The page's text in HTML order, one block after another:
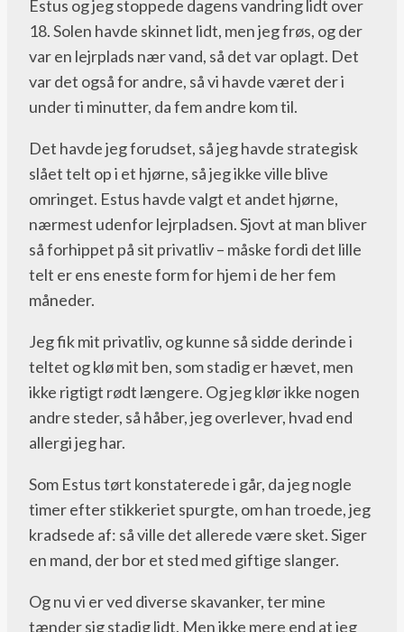
Estus og jeg stoppede dagens vandring lidt over
18. Solen havde skinnet lidt, men jeg frøs, og der
var en lejrplads nær vand, så det var oplagt. Det
var det også for andre, så vi havde været der i
under ti minutter, da fem andre kom til.
Det havde jeg forudset, så jeg havde strategisk
slået telt op i et hjørne, så jeg ikke ville blive
omringet. Estus havde valgt et andet hjørne,
nærmest udenfor lejrpladsen. Sjovt at man bliver
så forhippet på sit privatliv – måske fordi det lille
telt er ens eneste form for hjem i de her fem
måneder.
Jeg fik mit privatliv, og kunne så sidde derinde i
teltet og klø mit ben, som stadig er hævet, men
ikke rigtigt rødt længere. Og jeg klør ikke nogen
andre steder, så håber, jeg overlever, hvad end
allergi jeg har.
Som Estus tørt konstaterede i går, da jeg nogle
timer efter stikkeriet spurgte, om han troede, jeg
kradsede af: så ville det allerede være sket. Siger
en mand, der bor et sted med giftige slanger.
Og nu vi er ved diverse skavanker, ter mine
tænder sig stadig lidt. Men ikke mere end at jeg